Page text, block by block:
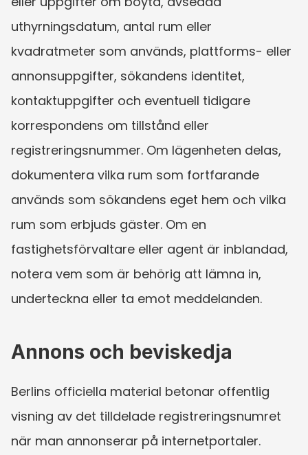
uthyrningsdatum, antal rum eller
kvadratmeter som används, plattforms- eller
annonsuppgifter, sökandens identitet,
kontaktuppgifter och eventuell tidigare
korrespondens om tillstånd eller
registreringsnummer. Om lägenheten delas,
dokumentera vilka rum som fortfarande
används som sökandens eget hem och vilka
rum som erbjuds gäster. Om en
fastighetsförvaltare eller agent är inblandad,
notera vem som är behörig att lämna in,
underteckna eller ta emot meddelanden.
Annons och beviskedja
Berlins officiella material betonar offentlig
visning av det tilldelade registreringsnumret
när man annonserar på internetportaler.